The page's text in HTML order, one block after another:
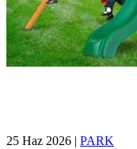
25 Haz 2026 | PARK